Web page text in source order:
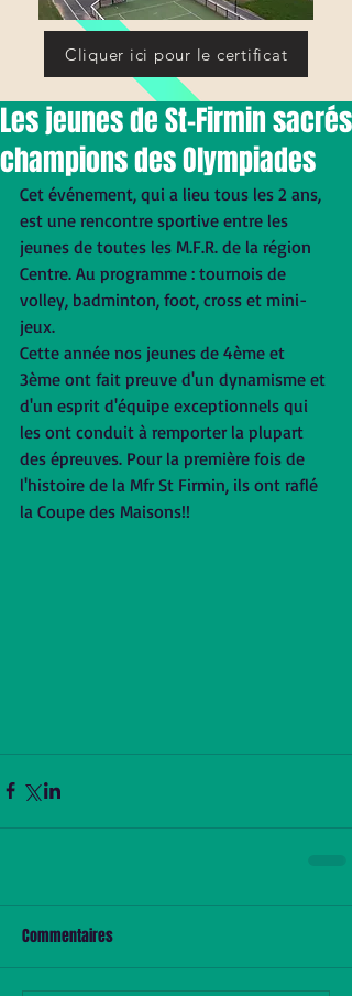
Cliquer ici pour le certificat
Les jeunes de St-Firmin sacrés
champions des Olympiades
Cet événement, qui a lieu tous les 2 ans,
est une rencontre sportive entre les
jeunes de toutes les M.F.R. de la région
Centre. Au programme : tournois de
volley, badminton, foot, cross et mini-
jeux.
Cette année nos jeunes de 4ème et
3ème ont fait preuve d'un dynamisme et
d'un esprit d'équipe exceptionnels qui
les ont conduit à remporter la plupart
des épreuves. Pour la première fois de
l'histoire de la Mfr St Firmin, ils ont raflé
la Coupe des Maisons!!
Commentaires